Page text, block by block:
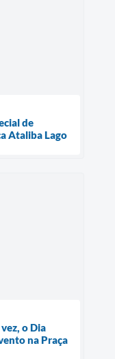
de
Ataliba Lago
o Dia
na Praça